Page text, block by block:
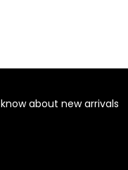
about new arrivals